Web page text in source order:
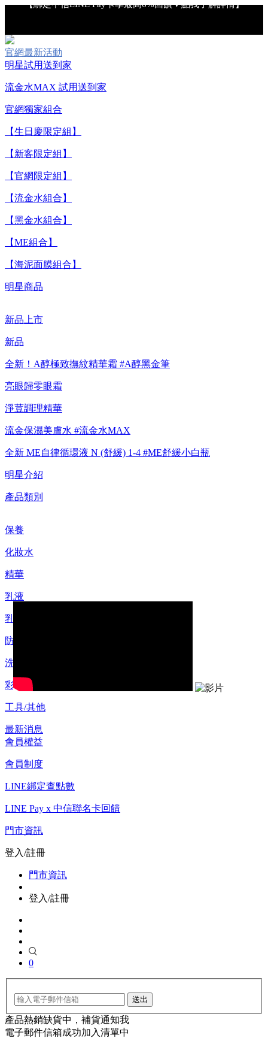
【全新流金水MAX 百元試用送到家！再享回購金】▼點我立
【8/4-8/9 單筆消費滿$3,000現折$300】
【8/4-8/9 新客LINE購物導購滿$2,000送100點LINE
【重要公告】IPSA 無法驗證非官方通路銷售之品牌商品的真實
性，也無法協助此類商品的售後服務
官網最新活動
明星試用送到家
流金水MAX 試用送到家
官網獨家組合
【生日慶限定組】
【新客限定組】
【官網限定組】
【流金水組合】
【黑金水組合】
【ME組合】
【海泥面膜組合】
明星商品
新品上市
新品
全新！A醇極致撫紋精華霜 #A醇黑金筆
亮眼歸零眼霜
淨荳調理精華
流金保濕美膚水 #流金水MAX
全新 ME自律循環液 N (舒緩) 1-4 #ME舒緩小白瓶
明星介紹
產品類別
保養
化妝水
精華
乳液
乳霜
防曬
洗顏/卸妝
彩妝
工具/其他
最新消息
會員權益
會員制度
LINE綁定查點數
LINE Pay x 中信聯名卡回饋
門市資訊
登入/註冊
門市資訊
登入/註冊
0
送出
產品熱銷缺貨中，補貨通知我
電子郵件信箱成功加入清單中